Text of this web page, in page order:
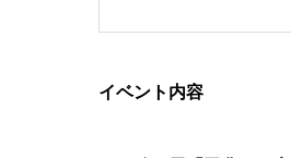
イベント内容